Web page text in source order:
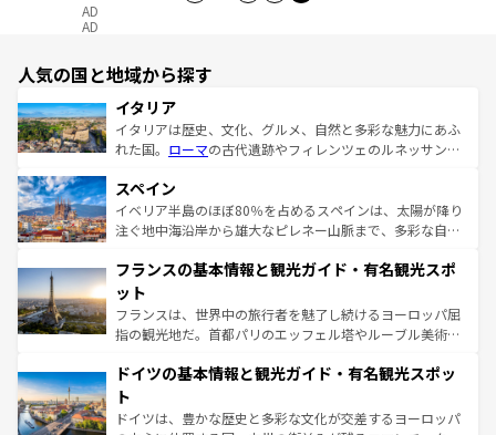
AD
AD
人気の国と地域から探す
イタリア
イタリアは歴史、文化、グルメ、自然と多彩な魅力にあふ
れた国。 ローマの古代遺跡やフィレンツェのルネッサンス
ろん、トスカーナの美しい田園風景やアマルフィ海岸の絶
景など、自然景観も見逃せない。観光の合間には、本場の
ピザやパスタなど、絶品のイタリア料理を堪能することも
ませてくれるイタリアで、忘れられない旅をしてみよう！
なお、新着のイタリア情報は
しい。
スペイン
イベリア半島のほぼ80％を占めるスペインは、太陽が降り
注ぐ地中海沿岸から雄大なピレネー山脈まで、多彩な自然
文化が根付くこの国では、情熱的なフラメンコ、熱気あふ
れる闘牛、そして美味しいタパスが生活の一部となってい
る。首都マドリードの洗練された雰囲気や、バルセロナの
アートに溢れた街角から、地方では古代ローマ遺跡や中世
せる。地方によって風土や気候が異なるスペインはその個
ンテンツ一覧 を参照してほしい。
フランスの基本情報と観光ガイド・有名観光スポ
ット
フランスは、世界中の旅行者を魅了し続けるヨーロッパ屈
指の観光地だ。首都パリのエッフェル塔やルーブル美術館
で、幅広い魅力が詰まっている。華麗な宮殿、歴史的な大
聖堂、美しいビーチ、そして豊かな自然が、訪れる者を心
から魅了する。また、フランスは美食の国としても知ら
ドイツの基本情報と観光ガイド・有名観光スポッ
ト
ドイツは、豊かな歴史と多彩な文化が交差するヨーロッパ